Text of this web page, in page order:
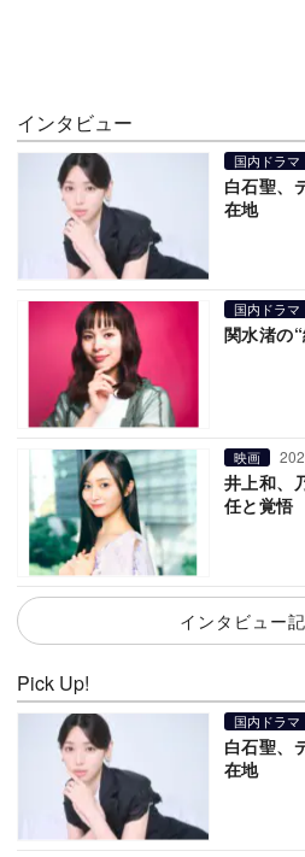
インタビュー
国内ドラマ
白石聖、
在地
国内ドラマ
関水渚の
映画
井上和、
任と覚悟
インタビュー
Pick Up!
国内ドラマ
白石聖、
在地